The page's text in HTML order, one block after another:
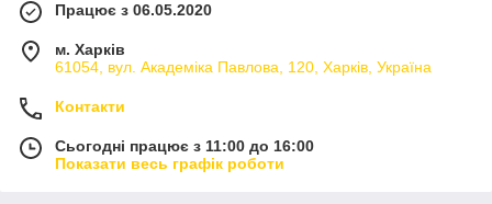
Працює з 06.05.2020
м. Харків
61054, вул. Академіка Павлова, 120, Харків, Україна
Контакти
Сьогодні працює з 11:00 до 16:00
Показати весь графік роботи